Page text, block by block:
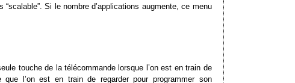
Si le nombre d’applications augmente, ce menu
touche de la télécommande lorsque l’on est en train de
l’on est en train de regarder pour programmer son